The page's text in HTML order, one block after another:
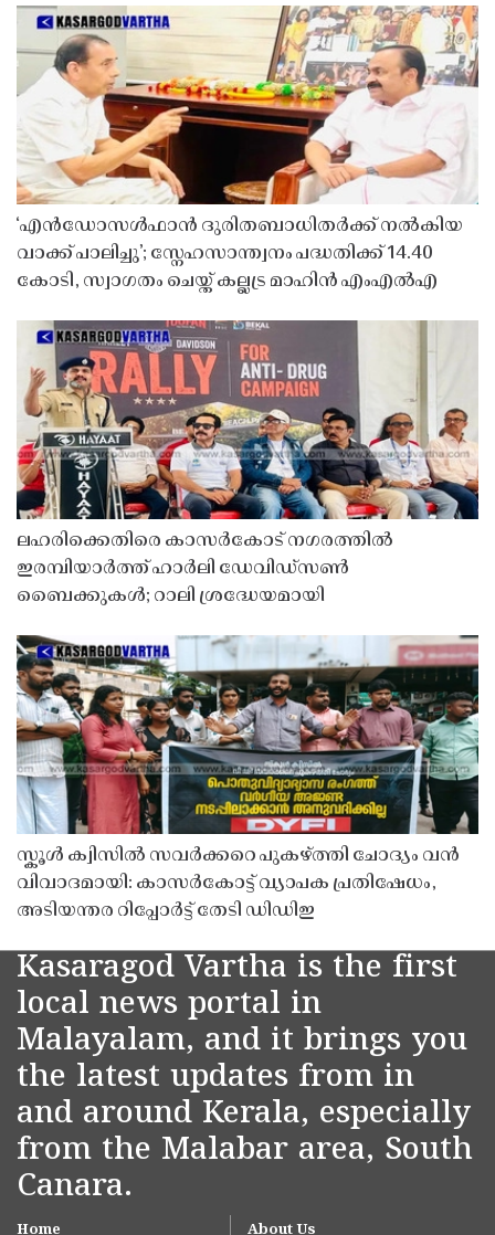
‘എൻഡോസൾഫാൻ ദുരിതബാധിതർക്ക് നൽകിയ
വാക്ക് പാലിച്ചു’; സ്നേഹസാന്ത്വനം പദ്ധതിക്ക് 14.40
കോടി, സ്വാഗതം ചെയ്ത് കല്ലട്ര മാഹിൻ എംഎൽഎ
ലഹരിക്കെതിരെ കാസർകോട് നഗരത്തിൽ
ഇരമ്പിയാർത്ത് ഹാർലി ഡേവിഡ്‌സൺ
ബൈക്കുകൾ; റാലി ശ്രദ്ധേയമായി
സ്കൂൾ ക്വിസിൽ സവർക്കറെ പുകഴ്ത്തി ചോദ്യം വൻ
വിവാദമായി: കാസർകോട്ട് വ്യാപക പ്രതിഷേധം,
അടിയന്തര റിപ്പോർട്ട് തേടി ഡിഡിഇ
Kasaragod Vartha is the first
local news portal in
Malayalam, and it brings you
the latest updates from in
and around Kerala, especially
from the Malabar area, South
Canara.
Home About Us